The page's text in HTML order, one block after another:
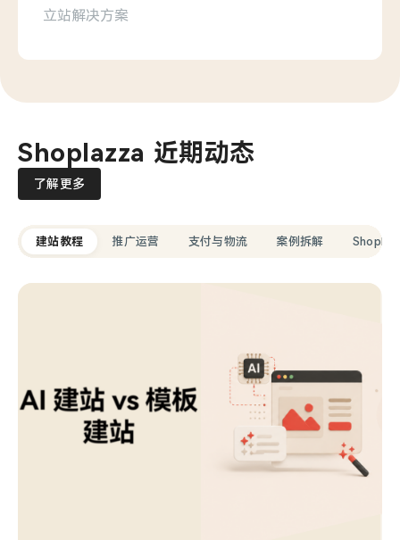
立站解决方案
Shoplazza 近期动态
了解更多
建站教程 推广运营 支付与物流 案例拆解